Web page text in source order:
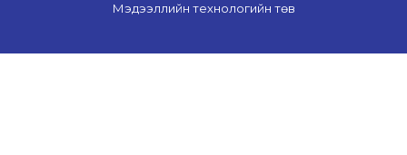
Мэдээллийн технологийн төв